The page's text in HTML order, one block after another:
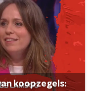
koopzegels: